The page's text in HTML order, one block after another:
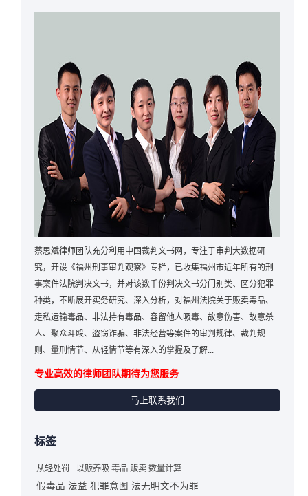
蔡思斌律师团队充分利用中国裁判文书网，专注于审判大数据研
究，开设《福州刑事审判观察》专栏，已收集福州市近年所有的刑
事案件法院判决文书，并对该数千份判决文书分门别类、区分犯罪
种类，不断展开实务研究、深入分析，对福州法院关于贩卖毒品、
走私运输毒品、非法持有毒品、容留他人吸毒、故意伤害、故意杀
人、聚众斗殴、盗窃诈骗、非法经营等案件的审判规律、裁判规
则、量刑情节、从轻情节等有深入的掌握及了解...
专业高效的律师团队期待为您服务
马上联系我们
标签
从轻处罚 以贩养吸 毒品 贩卖 数量计算
假毒品 法益 犯罪意图 法无明文不为罪